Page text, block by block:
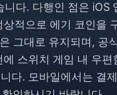
다. 다행인 점은 iOS
적으로 에기 코인을
그대로 유지되며, 공
스위치 게임 내 우편
다. 모바일에서는 결